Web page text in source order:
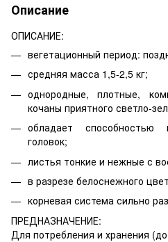
Описание
ОПИСАНИЕ:
вегетационный период:
средняя масса 1,5-2,5 кг;
однородные, плотные,
кочаны приятного светло-
обладает
головок;
листья тонкие и нежные с
в разрезе белоснежного
корневая система сильно
ПРЕДНАЗНАЧЕНИЕ:
Для потребления и хранения